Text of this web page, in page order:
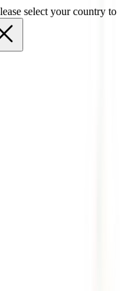
select your country to